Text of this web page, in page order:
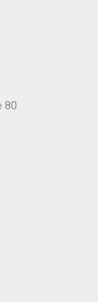
80